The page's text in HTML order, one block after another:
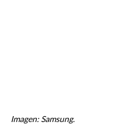
Imagen: Samsung.